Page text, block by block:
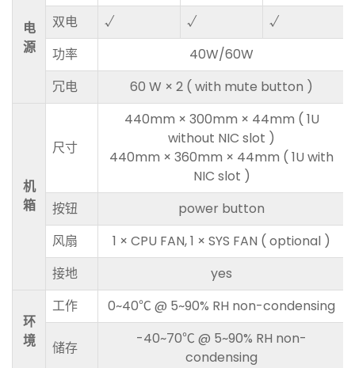
电
源
双电
√ √
√
功率
40W/60W
冗电
60 W × 2 ( with mute button )
机
箱
尺寸
440mm × 300mm × 44mm ( 1U
without NIC slot )
440mm × 360mm × 44mm ( 1U with
NIC slot )
按钮
power button
风扇
1 × CPU FAN, 1 × SYS FAN ( optional )
接地
yes
环
境
工作 0~40℃ @ 5~90% RH non-condensing
储存
-40~70℃ @ 5~90% RH non-
condensing